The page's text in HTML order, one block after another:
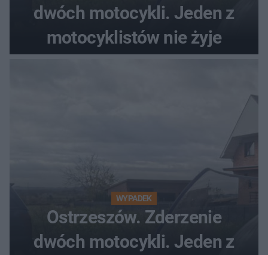
dwóch motocykli. Jeden z
motocyklistów nie żyje
WYPADEK
Ostrzeszów. Zderzenie
dwóch motocykli. Jeden z